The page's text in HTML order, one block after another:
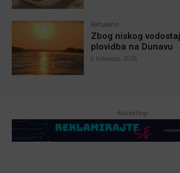
Aktualno
Zbog niskog
plovidba na Dunavu
6 kolovoza, 2026
-Marketing-